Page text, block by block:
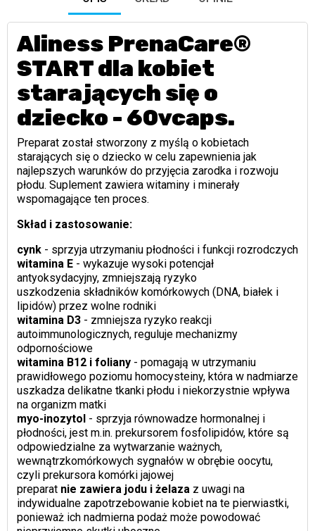
Aliness PrenaCare®
START dla kobiet
starających się o
dziecko - 60vcaps.
Preparat został stworzony z myślą o kobietach
starających się o dziecko w celu zapewnienia jak
najlepszych warunków do przyjęcia zarodka i rozwoju
płodu. Suplement zawiera witaminy i minerały
wspomagające ten proces.
Skład i zastosowanie:
cynk - sprzyja utrzymaniu płodności i funkcji rozrodczych
witamina E- wykazuje wysoki potencjał
antyoksydacyjny, zmniejszają ryzyko
uszkodzenia składników komórkowych (DNA, białek i
lipidów) przez wolne rodniki
witamina D3- zmniejsza ryzyko reakcji
autoimmunologicznych, reguluje mechanizmy
odpornościowe
witamina B12 i foliany- pomagają w utrzymaniu
prawidłowego poziomu homocysteiny, która w nadmiarze
uszkadza delikatne tkanki płodu i niekorzystnie wpływa
na organizm matki
myo-inozytol- sprzyja równowadze hormonalnej i
płodności, jest m.in. prekursorem fosfolipidów, które są
odpowiedzialne za wytwarzanie ważnych,
wewnątrzkomórkowych sygnałów w obrębie oocytu,
czyli prekursora komórki jajowej
preparatnie zawiera jodu i żelaza z uwagi na
indywidualne zapotrzebowanie kobiet na te pierwiastki,
ponieważ ich nadmierna podaż może powodować